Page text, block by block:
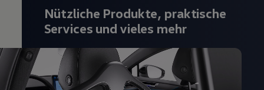
Magazin
Lifestyle
Transport
Elektromobilität
Volkswagen R
Pannen- und Unfallhilfe
Volkswagen Kundenbetreuung
Nützliche Produkte, praktische
Services und vieles mehr